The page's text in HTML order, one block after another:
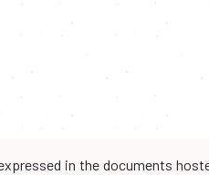
in the documents